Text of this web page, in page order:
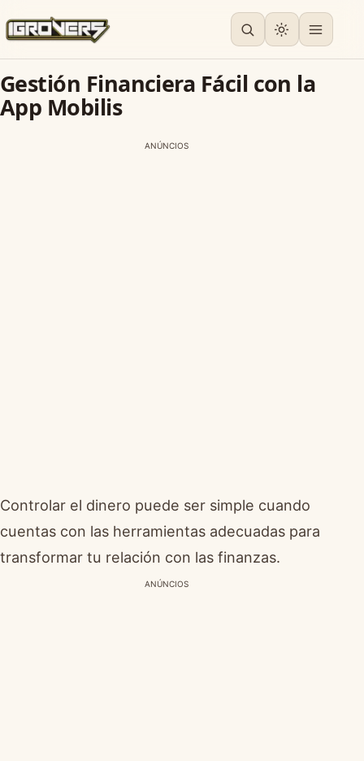
Gestión Financiera Fácil con la
App Mobilis
ANÚNCIOS
Controlar el dinero puede ser simple cuando
cuentas con las herramientas adecuadas para
transformar tu relación con las finanzas.
ANÚNCIOS